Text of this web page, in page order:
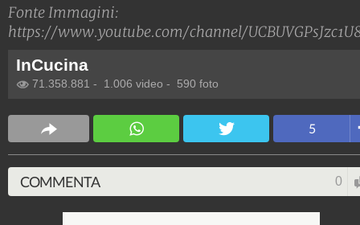
Fonte Immagini:
https://www.youtube.com/channel/
InCucina
71.358.881 - 1.006 video - 590 foto
5
COMMENTA 0